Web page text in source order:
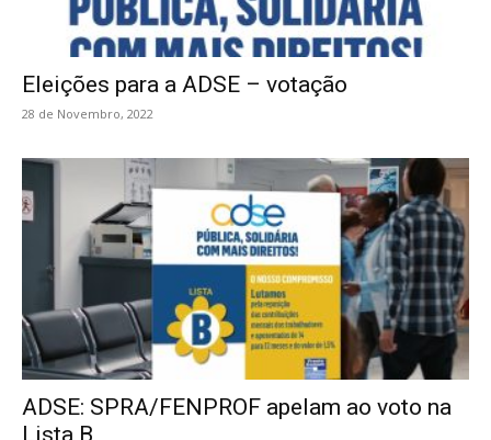
Eleições para a ADSE – votação
28 de Novembro, 2022
ADSE: SPRA/FENPROF apelam ao voto na
Lista B